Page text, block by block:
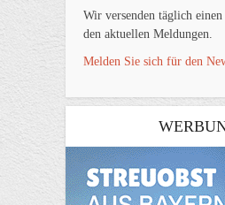
Wir versenden täglich
den aktuellen Meldungen.
Melden Sie sich für den